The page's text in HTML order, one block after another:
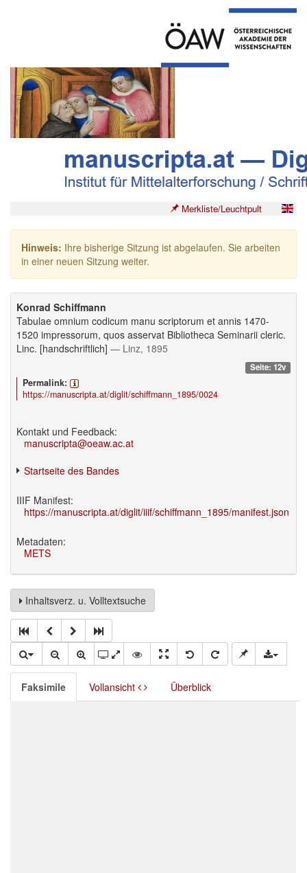
Merkliste/Leuchtpult
Hinweis: Ihre bisherige Sitzung ist abgelaufen. Sie arbeiten
in einer neuen Sitzung weiter.
Konrad Schiffmann
Tabulae omnium codicum manu scriptorum et annis 1470-
1520 impressorum, quos asservat Bibliotheca Seminarii cleric.
Linc. [handschriftlich] — Linz, 1895
Seite: 12v
Permalink:
https://manuscripta.at/diglit/schiffmann_1895/0024
Kontakt und Feedback:
manuscripta@oeaw.ac.at
Startseite des Bandes
IIIF Manifest:
https://manuscripta.at/diglit/iiif/schiffmann_1895/manifest.json
Metadaten:
METS
Inhaltsverz. u. Volltextsuche
Faksimile Vollansicht Überblick